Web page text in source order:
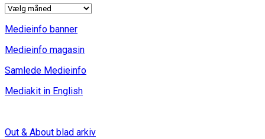
INDLÆG
Medieinfo banner
Medieinfo magasin
Samlede Medieinfo
Mediakit in English
Out & About blad arkiv